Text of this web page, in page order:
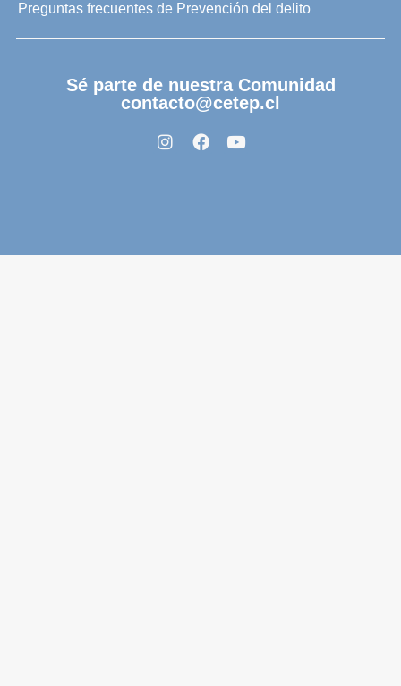
Preguntas frecuentes de Prevención del delito
Sé parte de nuestra Comunidad
contacto@cetep.cl